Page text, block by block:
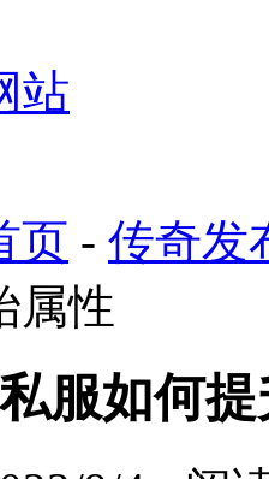
站
页 - 传奇发
属性
服如何